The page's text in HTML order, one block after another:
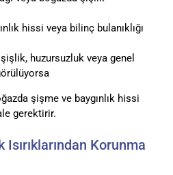
hissi veya bilinç bulanıklığı
huzursuzluk veya genel
şişme ve baygınlık hissi
gerektirir.
Korunma